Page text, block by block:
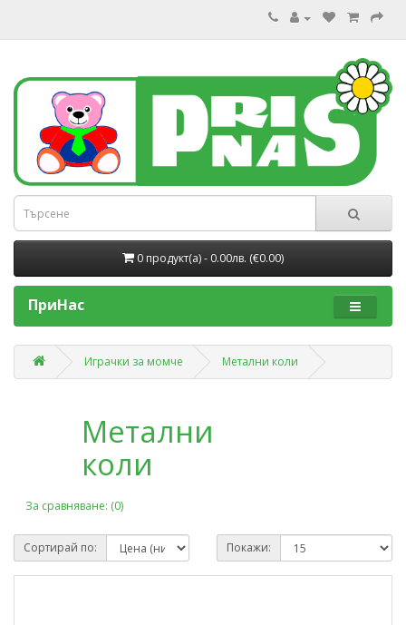
0 продукт(a) - 0.00лв. (€0.00)
ПриНас
Играчки за момче Метални коли
Метални
коли
За сравняване: (0)
Сортирай по: Покажи: